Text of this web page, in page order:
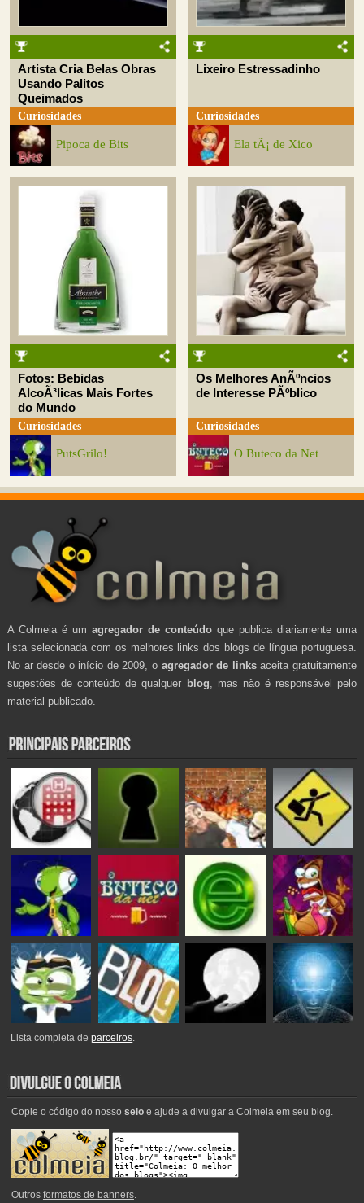
Artista Cria Belas Obras
Usando Palitos
Queimados
Curiosidades
Pipoca de Bits
Lixeiro Estressadinho
Curiosidades
Ela tÃ¡ de Xico
Fotos: Bebidas
AlcoÃ³licas Mais Fortes
do Mundo
Curiosidades
PutsGrilo!
Os Melhores AnÃºncios
de Interesse PÃºblico
Curiosidades
O Buteco da Net
A Colmeia é um agregador de conteúdo que publica diariamente uma
lista selecionada com os melhores links dos blogs de língua portuguesa.
No ar desde o início de 2009, o agregador de linksaceita gratuitamente
sugestões de conteúdo de qualquer blog , mas não é responsável pelo
material publicado.
Lista completa deparceiros.
Copie o código do nosso seloe ajude a divulgar a Colmeia em seu blog.
Outros formatos de banners.